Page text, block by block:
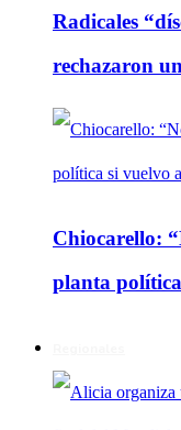
Radicales
rechazaron
Chiocarello:
planta